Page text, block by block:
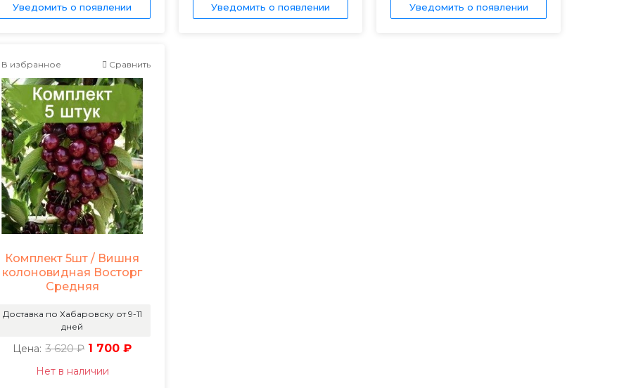
Уведомить о появлении Уведомить о появлении Уведомить о появлении
В избранное Сравнить
Комплект 5шт / Вишня
колоновидная Восторг
Средняя
Доставка по Хабаровску от 9-11
дней
Цена: 3 620 ₽ 1 700 ₽
Нет в наличии